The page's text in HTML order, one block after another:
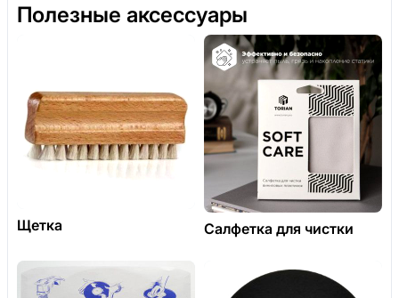
Полезные аксессуары
Щетка Салфетка для чистки